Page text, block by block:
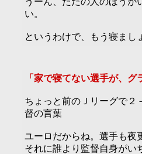
い。
というわけで、もう寝まし
「家で寝てない選手が、
ちょっと前のＪリーグで２
督の言葉
ユーロだからね。選手も夜
それに誰より監督自身がい